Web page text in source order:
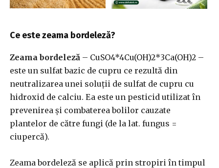
Ce este zeama bordeleză?
Zeama bordeleză – CuSO4*4Cu(OH)2*3Ca(OH)2 –
este un sulfat bazic de cupru ce rezultă din
neutralizarea unei soluţii de sulfat de cupru cu
hidroxid de calciu. Ea este un pesticid utilizat în
prevenirea şi combaterea bolilor cauzate
plantelor de către fungi (de la lat. fungus =
ciupercă).
Zeama bordeleză se aplică prin stropiri în timpul